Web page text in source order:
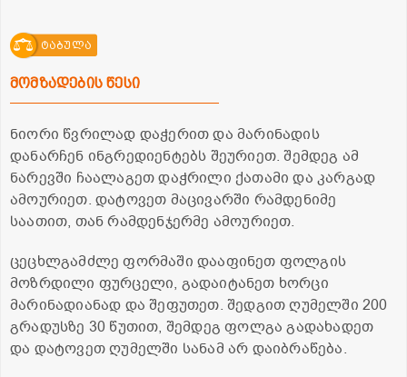
ტაბულა
მომზადების წესი
ნიორი წვრილად დაჭერით და მარინადის
დანარჩენ ინგრედიენტებს შეურიეთ. შემდეგ ამ
ნარევში ჩაალაგეთ დაჭრილი ქათამი და კარგად
ამოურიეთ. დატოვეთ მაცივარში რამდენიმე
საათით, თან რამდენჯერმე ამოურიეთ.
ცეცხლგამძლე ფორმაში დააფინეთ ფოლგის
მოზრდილი ფურცელი, გადაიტანეთ ხორცი
მარინადიანად და შეფუთეთ. შედგით ღუმელში 200
გრადუსზე 30 წუთით, შემდეგ ფოლგა გადახადეთ
და დატოვეთ ღუმელში სანამ არ დაიბრაწება.